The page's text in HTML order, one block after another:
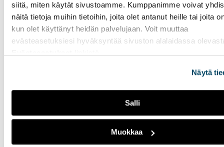
siitä, miten käytät sivustoamme. Kumppanimme voivat
näitä tietoja muihin tietoihin, joita olet antanut heille tai joita
kun olet käyttänyt heidän palvelujaan. Voit muuttaa
evästeasetuksiesi hyväksyntää sivuston alalaidassa
Näytä
Salli
Muokkaa
Kuva 3. Työelämän edustaja ja opiskelijaryhmä kehittämässä
yhteistä projektia.
Iris Wiitakorpi, johtaja, Laurea-
iris.wiitakorpi@laurea.fi